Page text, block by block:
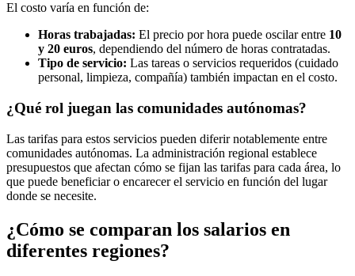
El costo varía en función de:
Horas trabajadas: El precio por hora puede oscilar entre 10
y 20 euros, dependiendo del número de horas contratadas.
Tipo de servicio: Las tareas o servicios requeridos (cuidado
personal, limpieza, compañía) también impactan en el costo.
¿Qué rol juegan las comunidades autónomas?
Las tarifas para estos servicios pueden diferir notablemente entre
comunidades autónomas. La administración regional establece
presupuestos que afectan cómo se fijan las tarifas para cada área, lo
que puede beneficiar o encarecer el servicio en función del lugar
donde se necesite.
¿Cómo se comparan los salarios en
diferentes regiones?